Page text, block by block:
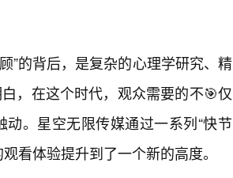
”的背后，是复杂的心理学研究、精
，在这个时代，观众需要的不🎯仅
。星空无限传媒通过一系列“快节
看体验提升到了一个新的高度。